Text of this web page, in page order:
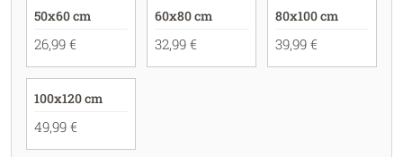
50x60 cm
26,99 €
60x80 cm
32,99 €
80x100 cm
39,99 €
100x120 cm
49,99 €